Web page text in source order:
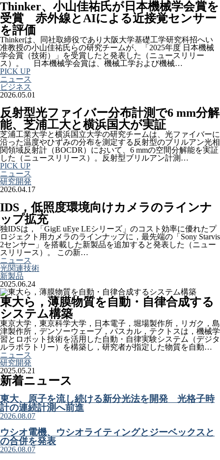
Thinker、小山佳祐氏が日本機械学会賞を
受賞 赤外線とAIによる近接覚センサー
を評価
Thinkerは、同社取締役であり大阪大学基礎工学研究科招へい
准教授の小山佳祐氏らの研究チームが、「2025年度 日本機械
学会賞（技術）」を受賞したと発表した（ニュースリリー
ス）。 日本機械学会賞は、機械工学および機械…
PICK UP
ニュース
ビジネス
2026.05.01
反射型光ファイバー分布計測で6 mm分解
能、芝浦工大と横浜国大が実証
芝浦工業大学と横浜国立大学の研究チームは、光ファイバーに
沿った温度やひずみの分布を測定する反射型のブリルアン光相
関領域反射計（BOCDR）において、6 mmの空間分解能を実証
した（ニュースリリース）。反射型ブリルアン計測…
PICK UP
ニュース
研究開発
2026.04.17
IDS，低照度環境向けカメラのラインナ
ップ拡充
独IDSは，「GigE uEye LEシリーズ」のコスト効率に優れたプ
ロジェクト用カメラのラインナップに，最先端の「Sony Starvis
2センサー」を搭載した新製品を追加すると発表した（ニュー
スリリース）。 この新…
ニュース
光関連技術
新製品
2025.06.24
東大ら，薄膜物質を自動・自律合成する
システム構築
東京大学，東京科学大学，日本電子，堀場製作所，リガク，島
津製作所，デンソーウェーブ，パスカル，テクトスは，機械学
習とロボット技術を活用した自動・自律実験システム（デジタ
ルラボラトリー）を構築し，研究者が指定した物質を自動…
ニュース
研究開発
2025.05.21
新着ニュース
東大、原子を流し続ける新分光法を開発 光格子時
計の連続計測へ前進
2026.08.07
ウシオ電機、ウシオライティングとジーベックスと
の合併を発表
2026.08.07